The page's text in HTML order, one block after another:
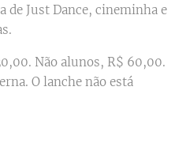
de Just Dance, cineminha e
Não alunos, R$ 60,00.
O lanche não está